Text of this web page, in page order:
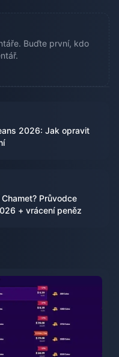
Buďte první, kdo
2026: Jak opravit
Průvodce
+ vrácení peněz